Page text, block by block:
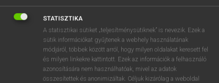
VAN ELŐFIZETÉSED?
Van előfizetésem a teljes szócikk megtekintéséhez.
STATISZTIKA
A statisztikai sütiket „teljesítménysütiknek” is nevezik. Ezek a
sütik információkat gyűjtenek a webhely használatának
módjáról, többek között arról, hogy milyen oldalakat keresett fel
és milyen linkekre kattintott. Ezek az információk a felhasználó
azonosítására nem használhatóak, mivel az adatok
összesítettek és anonimizáltak. Céljuk kizárólag a weboldal
g h j k l é á ű Ω
n m , . AltGr